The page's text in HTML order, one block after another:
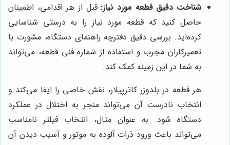
شناخت دقیق قطعه مورد نیاز: قبل از هر اقدامی، اطمینان
حاصل کنید که قطعه مورد نیاز را به درستی شناسایی
کرده‌اید. بررسی دقیق دفترچه راهنمای دستگاه، مشورت با
تعمیرکاران مجرب و استفاده از شماره فنی قطعه، می‌تواند
به شما در این زمینه کمک کند.
هر قطعه در بلدوزر کاترپیلار، نقش خاصی را ایفا می‌کند و
انتخاب نادرست آن می‌تواند منجر به اختلال در عملکرد
دستگاه شود. به عنوان مثال، انتخاب فیلتر نامناسب
می‌تواند باعث ورود ذرات آلوده به موتور و آسیب دیدن آن